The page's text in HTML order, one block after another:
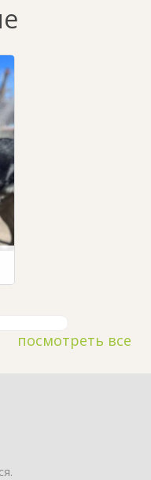
посмотреть все